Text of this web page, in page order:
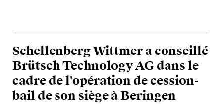
Schellenberg Wittmer a conseillé
Brütsch Technology AG dans le
cadre de l'opération de cession-
bail de son siège à Beringen